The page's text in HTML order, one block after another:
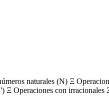
naturales (N) Ξ
Ξ Operaciones con irracionales